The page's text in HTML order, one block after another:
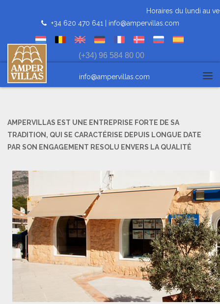
Horaires du lundi au
+34 620 470 641 | info@ampervillas.com
(+34) 96 584 80 00
info@ampervillas.com
AMPERVILLAS EST UNE ENTREPRISE FORTE DE SA
TRADITION, QUI SE CARACTÉRISE DEPUIS LONGUE DATE
PAR SON ENGAGEMENT RESOLU ENVERS LA QUALITÉ